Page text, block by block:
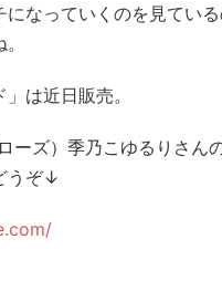
になっていくのを見てい
」は近日販売。
ローズ）季乃こゆるりさん
うぞ↓